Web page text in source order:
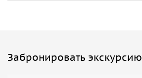
Забронировать экскурсию